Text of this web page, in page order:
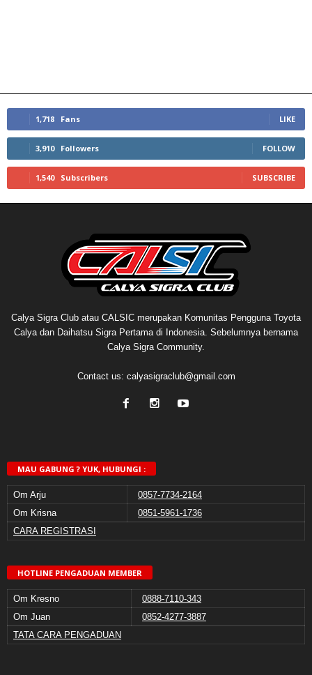
1,718 Fans LIKE
3,910 Followers FOLLOW
1,540 Subscribers SUBSCRIBE
Calya Sigra Club atau CALSIC merupakan Komunitas Pengguna Toyota
Calya dan Daihatsu Sigra Pertama di Indonesia. Sebelumnya bernama
Calya Sigra Community.
Contact us: calyasigraclub@gmail.com
MAU GABUNG ? YUK, HUBUNGI :
Om Arju
0857-7734-2164
Om Krisna
0851-5961-1736
CARA REGISTRASI
HOTLINE PENGADUAN MEMBER
Om Kresno
0888-7110-343
Om Juan
0852-4277-3887
TATA CARA PENGADUAN